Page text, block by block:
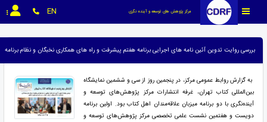
مرکز پژوهش های توسعه و آینده نگری EN
بررسی روایت تدوین آئین نامه های اجرایی برنامه هفتم پیشرفت و راه های همکاری نخبگان و نظام
به گزارش روابط عمومی مرکز، در پنجمین روز از سی و ششمین نمایشگاه
بین‌المللی کتاب تهران، غرفه انتشارات مرکز پژوهش‌های توسعه و
آینده‌نگری با دو برنامه میزبان علاقه‌مندان اهل کتاب بود. اولین برنامه
دویست و هفتمین نشست علمی تخصصی مرکز پژوهش‌های توسعه و